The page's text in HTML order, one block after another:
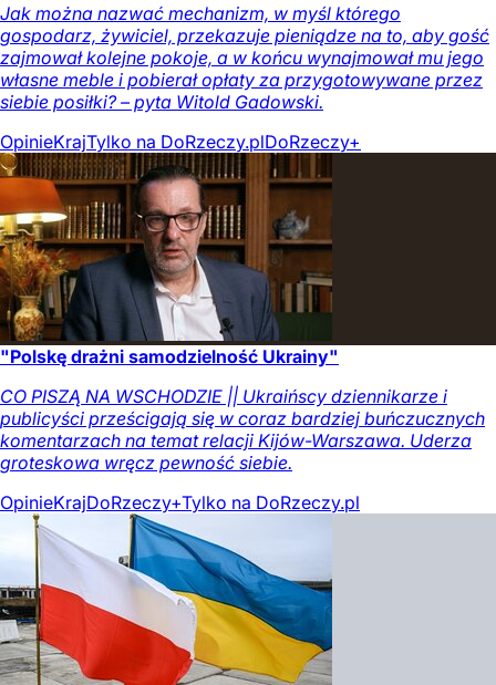
Jak można nazwać mechanizm, w myśl którego
gospodarz, żywiciel, przekazuje pieniądze na to, aby gość
zajmował kolejne pokoje, a w końcu wynajmował mu jego
własne meble i pobierał opłaty za przygotowywane przez
siebie posiłki? – pyta Witold Gadowski.
OpinieKrajTylko na DoRzeczy.plDoRzeczy+
"Polskę drażni samodzielność Ukrainy"
CO PISZĄ NA WSCHODZIE || Ukraińscy dziennikarze i
publicyści prześcigają się w coraz bardziej buńczucznych
komentarzach na temat relacji Kijów-Warszawa. Uderza
groteskowa wręcz pewność siebie.
OpinieKrajDoRzeczy+Tylko na DoRzeczy.pl